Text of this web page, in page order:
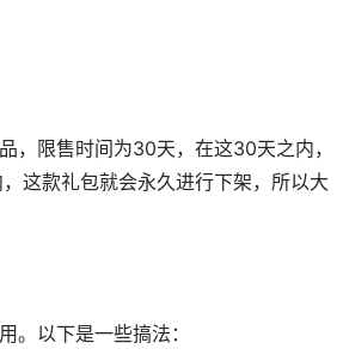
，限售时间为30天，在这30天之内，
这款礼包就会永久进行下架，所以大
。以下是一些搞法：